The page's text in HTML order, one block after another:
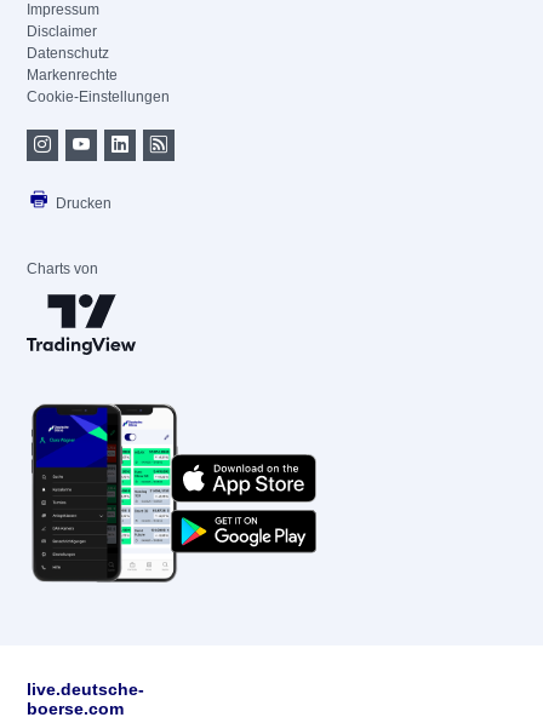
Impressum
Disclaimer
Datenschutz
Markenrechte
Cookie-Einstellungen
Drucken
Charts von
live.deutsche-
boerse.com